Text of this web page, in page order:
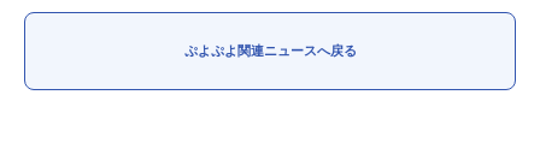
ぷよぷよ関連ニュースへ戻る